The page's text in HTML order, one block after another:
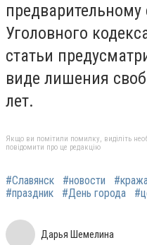
предварительному
Уголовного
статьи
виде лишения
лет.
Якщо ви помітили помилку, виділіть
повідомити про це редакцію
#Славянск #новости #кража
#праздник
#День города
Дарья Шемелина